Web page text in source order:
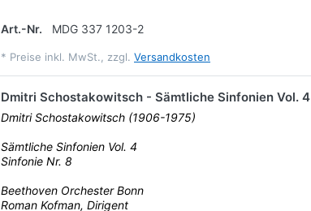
Art.-Nr. MDG 337 1203-2
* Preise inkl. MwSt., zzgl. Versandkosten
Dmitri Schostakowitsch - Sämtliche Sinfonien Vol. 4
Dmitri Schostakowitsch (1906-1975)
Sämtliche Sinfonien Vol. 4
Sinfonie Nr. 8
Beethoven Orchester Bonn
Roman Kofman, Dirigent